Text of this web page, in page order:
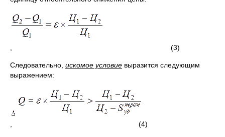
, (3)
Следовательно, искомое условие выразится следующим
выражением:
, (4)